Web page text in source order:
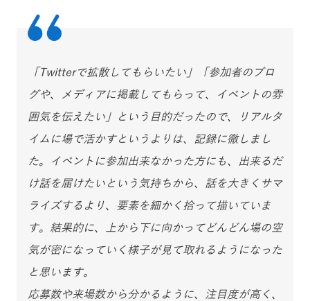
「Twitterで拡散してもらいたい」「参加者のブロ
グや、メディアに掲載してもらって、イベントの雰
囲気を伝えたい」という目的だったので、リアルタ
イムに場で活かすというよりは、記録に徹しまし
た。イベントに参加出来なかった方にも、出来るだ
け話を届けたいという気持ちから、話を大きくサマ
ライズするより、要素を細かく拾って描いていま
す。結果的に、上から下に向かってどんどん場の空
気が密になっていく様子が見て取れるようになった
と思います。
応募数や来場数から分かるように、注目度が高く、